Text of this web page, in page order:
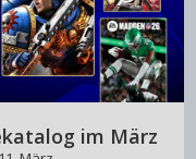
im März